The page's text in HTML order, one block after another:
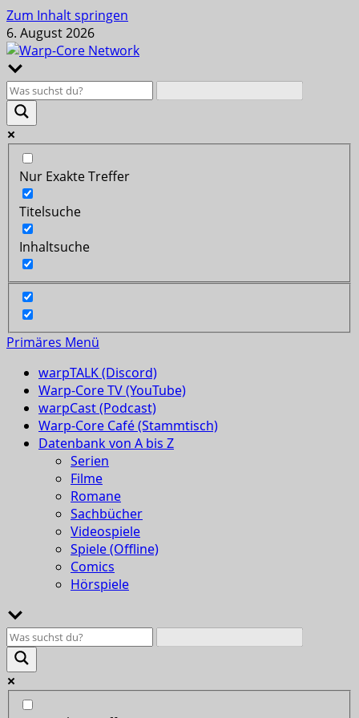
Zum Inhalt springen
6. August 2026
Nur Exakte Treffer
Titelsuche
Inhaltsuche
Primäres Menü
warpTALK (Discord)
Warp-Core TV (YouTube)
warpCast (Podcast)
Warp-Core Café (Stammtisch)
Datenbank von A bis Z
Serien
Filme
Romane
Sachbücher
Videospiele
Spiele (Offline)
Comics
Hörspiele